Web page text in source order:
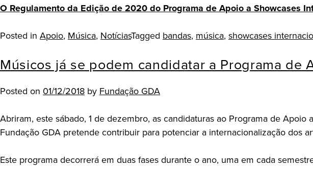
O Regulamento da Edição de 2020 do Programa de Apoio a Showcases
Posted in Apoio, Música, NotíciasTagged bandas, música, showcases
Músicos já se podem candidatar a Programa de
Posted on 01/12/2018 byFundação GDA
Abriram, este sábado, 1 de dezembro, as candidaturas ao Programa de Apoio a
Fundação GDA pretende contribuir para potenciar a internacionalização dos
Este programa decorrerá em duas fases durante o ano, uma em cada